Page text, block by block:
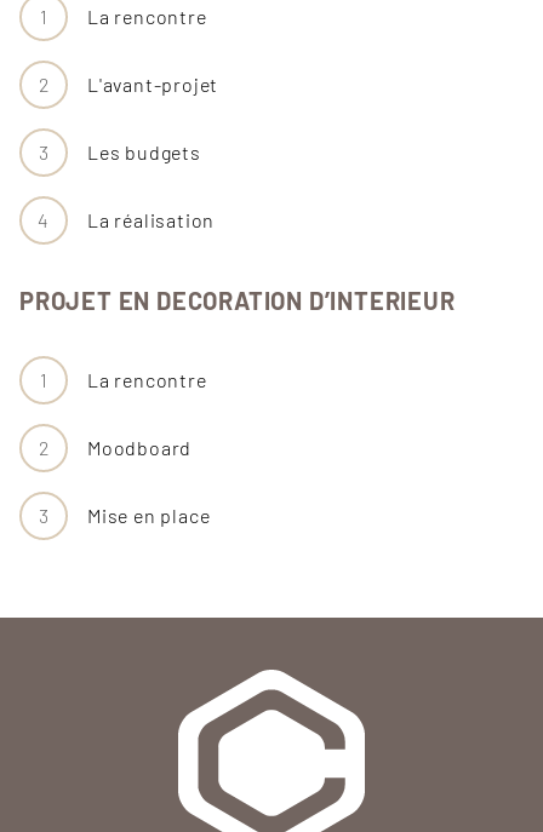
1 La rencontre
2 L'avant-projet
3 Les budgets
4 La réalisation
PROJET EN DECORATION D’INTERIEUR
1 La rencontre
2 Moodboard
3 Mise en place